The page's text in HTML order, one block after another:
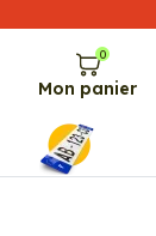
0
Mon panier